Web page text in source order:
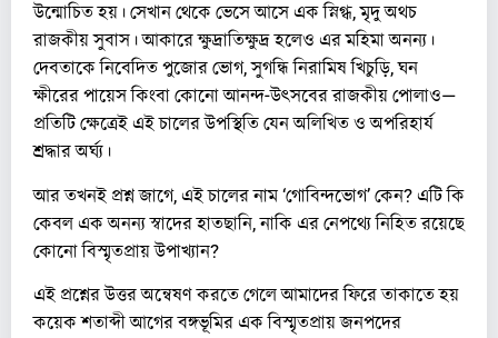
উন্মোচিত হয়। সেখান থেকে ভেসে আসে এক স্নিগ্ধ, মৃদু অথচ
রাজকীয় সুবাস। আকারে ক্ষুদ্রাতিক্ষুদ্র হলেও এর মহিমা অনন্য।
দেবতাকে নিবেদিত পুজোর ভোগ, সুগন্ধি নিরামিষ খিচুড়ি, ঘন
ক্ষীরের পায়েস কিংবা কোনো আনন্দ-উৎসবের রাজকীয় পোলাও—
প্রতিটি ক্ষেত্রেই এই চালের উপস্থিতি যেন অলিখিত ও অপরিহার্য
শ্রদ্ধার অর্ঘ্য।
আর তখনই প্রশ্ন জাগে, এই চালের নাম ‘গোবিন্দভোগ’ কেন? এটি কি
কেবল এক অনন্য স্বাদের হাতছানি, নাকি এর নেপথ্যে নিহিত রয়েছে
কোনো বিস্মৃতপ্রায় উপাখ্যান?
এই প্রশ্নের উত্তর অন্বেষণ করতে গেলে আমাদের ফিরে তাকাতে হয়
কয়েক শতাব্দী আগের বঙ্গভূমির এক বিস্মৃতপ্রায় জনপদের